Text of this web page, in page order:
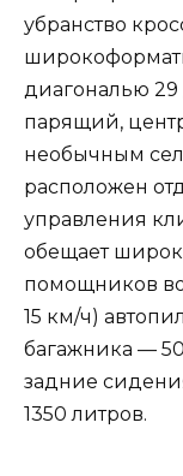
убранство
диагональю
парящий,
необычным
расположен
управления
обещает
помощников
15 км/ч)
багажника —
задние
1350 литров.